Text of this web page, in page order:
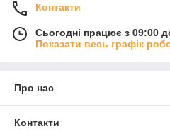
Контакти
Сьогодні працює з 09:00
Показати весь графік
Про нас
Контакти